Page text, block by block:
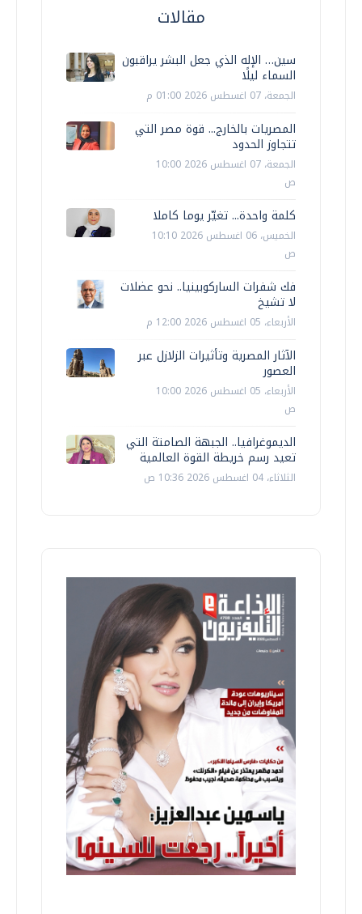
مقالات
سين… الإله الذي جعل البشر يراقبون
السماء ليلًا
الجمعة، 07 اغسطس 2026 01:00 م
المصريات بالخارج... قوة مصر التي
تتجاوز الحدود
الجمعة، 07 اغسطس 2026 10:00
ص
كلمة واحدة... تغيّر يوما كاملا
الخميس، 06 اغسطس 2026 10:10
ص
فك شفرات الساركوبينيا.. نحو عضلات
لا تشيخ
الأربعاء، 05 اغسطس 2026 12:00 م
الآثار المصرية وتأثيرات الزلازل عبر
العصور
الأربعاء، 05 اغسطس 2026 10:00
ص
الديموغرافيا.. الجبهة الصامتة التي
تعيد رسم خريطة القوة العالمية
الثلاثاء، 04 اغسطس 2026 10:36 ص